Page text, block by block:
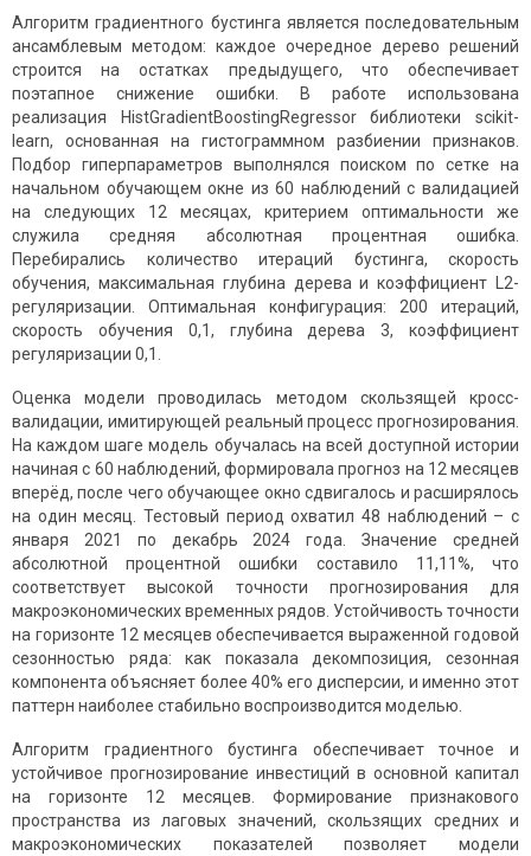
Алгоритм градиентного бустинга является последовательным
ансамблевым методом: каждое очередное дерево решений
строится на остатках предыдущего, что обеспечивает
поэтапное снижение ошибки. В работе использована
реализация HistGradientBoostingRegressor библиотеки scikit-
learn, основанная на гистограммном разбиении признаков.
Подбор гиперпараметров выполнялся поиском по сетке на
начальном обучающем окне из 60 наблюдений с валидацией
на следующих 12 месяцах, критерием оптимальности же
служила средняя абсолютная процентная ошибка.
Перебирались количество итераций бустинга, скорость
обучения, максимальная глубина дерева и коэффициент L2-
регуляризации. Оптимальная конфигурация: 200 итераций,
скорость обучения 0,1, глубина дерева 3, коэффициент
регуляризации 0,1.
Оценка модели проводилась методом скользящей кросс-
валидации, имитирующей реальный процесс прогнозирования.
На каждом шаге модель обучалась на всей доступной истории
начиная с 60 наблюдений, формировала прогноз на 12 месяцев
вперёд, после чего обучающее окно сдвигалось и расширялось
на один месяц. Тестовый период охватил 48 наблюдений – с
января 2021 по декабрь 2024 года. Значение средней
абсолютной процентной ошибки составило 11,11%, что
соответствует высокой точности прогнозирования для
макроэкономических временных рядов. Устойчивость точности
на горизонте 12 месяцев обеспечивается выраженной годовой
сезонностью ряда: как показала декомпозиция, сезонная
компонента объясняет более 40% его дисперсии, и именно этот
паттерн наиболее стабильно воспроизводится моделью.
Алгоритм градиентного бустинга обеспечивает точное и
устойчивое прогнозирование инвестиций в основной капитал
на горизонте 12 месяцев. Формирование признакового
пространства из лаговых значений, скользящих средних и
макроэкономических показателей позволяет модели